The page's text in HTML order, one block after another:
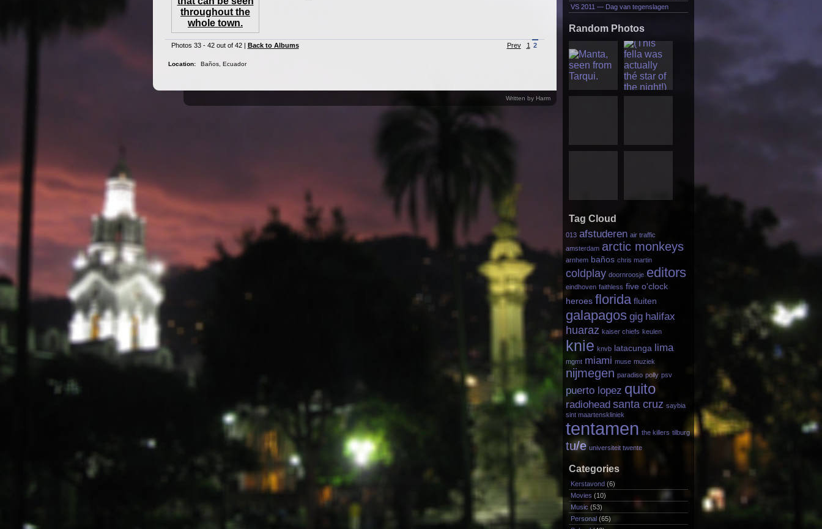
Photos 33 - 42 out of 42 | Back to Albums Prev 1 2
Location: Baños, Ecuador
Written by Harm
VS 2011 — Dag van tegenslagen
Random Photos
Tag Cloud
013 afstuderen air traffic
amsterdam arctic monkeys
arnhem baños chris martin
coldplay doornroosje editors
eindhoven faithless five o'clock
heroes florida fluiten
galapagos gig halifax
huaraz kaiser chiefs keulen
knie knvb latacunga lima
mgmt miami muse muziek
nijmegen paradiso polly psv
puerto lopez quito
radiohead santa cruz saybia
sint maartenskliniek
tentamen the killers tilburg
tu/e universiteit twente
Categories
Kerstavond(6)
Movies (10)
Music (53)
Personal(65)